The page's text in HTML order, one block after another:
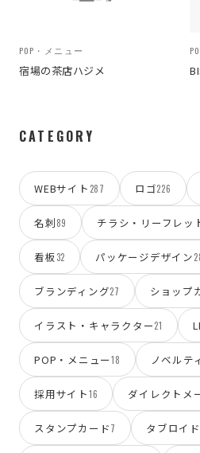
POP・メニュー
宿場の茶店ハジメ
CATEGORY
WEBサイト 287 ロゴ226
名刺89 チラシ・リーフレッ
看板32 パッケージデザイン
ブランディング27 ショップ
イラスト・キャラクター21
POP・メニュー18 ノベルテ
採用サイト16 ダイレクトメ
スタンプカード7 タブロイド